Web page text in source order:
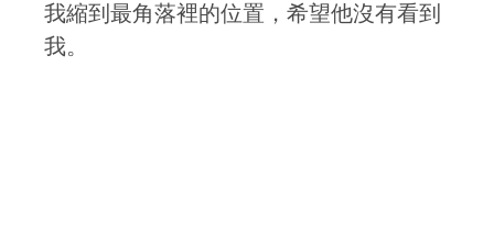
我縮到最角落裡的位置，希望他沒有看到
我。